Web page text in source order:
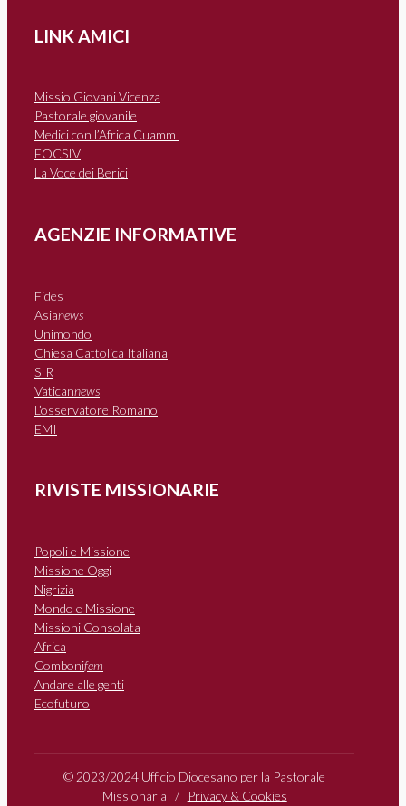
LINK AMICI
Missio Giovani Vicenza
Pastorale giovanile
Medici con l’Africa Cuamm
FOCSIV
La Voce dei Berici
AGENZIE INFORMATIVE
Fides
Asianews
Unimondo
Chiesa Cattolica Italiana
SIR
Vaticannews
L’osservatore Romano
EMI
RIVISTE MISSIONARIE
Popoli e Missione
Missione Oggi
Nigrizia
Mondo e Missione
Missioni Consolata
Africa
Combonifem
Andare alle genti
Ecofuturo
© 2023/2024 Ufficio Diocesano per la Pastorale
Missionaria /
Privacy & Cookies